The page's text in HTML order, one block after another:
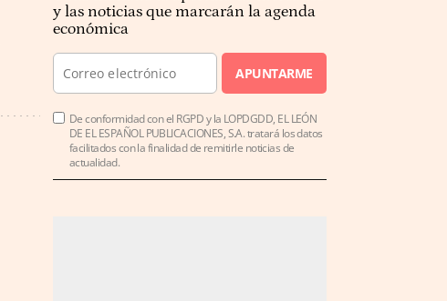
y las noticias que marcarán la agenda
económica
APUNTARME
De conformidad con el RGPD y la LOPDGDD, EL LEÓN
DE EL ESPAÑOL PUBLICACIONES, S.A. tratará los datos
facilitados con la finalidad de remitirle noticias de
actualidad.